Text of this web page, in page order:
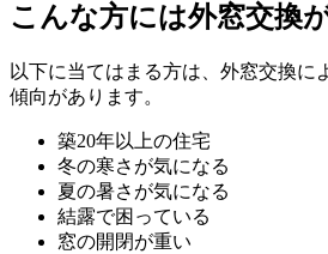
こんな方には外窓交換
以下に当てはまる方は、外窓交換に
傾向があります。
築20年以上の住宅
冬の寒さが気になる
夏の暑さが気になる
結露で困っている
窓の開閉が重い